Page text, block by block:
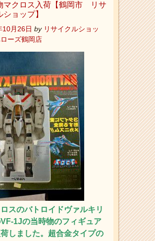
マクロス入荷【鶴岡市 リサ
ショップ】
10月26日 by リサイクルショッ
ーズ鶴岡店
スのバトロイドヴァルキリ
1Jの当時物のフィギュア
しました。超合金タイプの